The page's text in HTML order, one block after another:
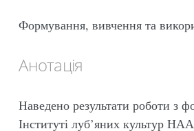
Формування, вивчення та
Анотація
Наведено результати роботи з
Інституті луб’яних культур